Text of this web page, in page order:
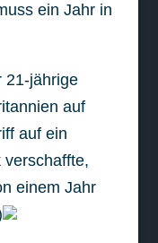
ein Jahr in
21-jährige
auf
auf ein
verschaffte,
einem Jahr